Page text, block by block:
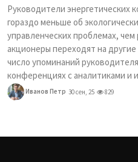
Руководители энергетических
гораздо меньше об
управленческих проблемах,
акционеры переходят на
число упоминаний
конференциях с аналитиками и
Иванов Петр 30 сен, 25 829